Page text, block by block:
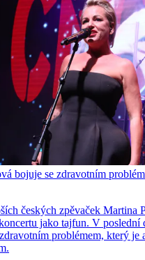
bojuje se zdravotním
českých zpěvaček Martina
jako tajfun. V poslední
problémem, který je